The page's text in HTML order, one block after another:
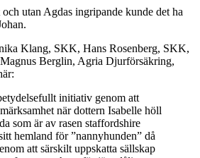
utan Agdas ingripande kunde det ha
Klang, SKK, Hans Rosenberg, SKK,
Berglin, Agria Djurförsäkring,
initiativ genom att
när dottern Isabelle höll
som är av rasen staffordshire
hemland för ”nannyhunden” då
att särskilt uppskatta sällskap